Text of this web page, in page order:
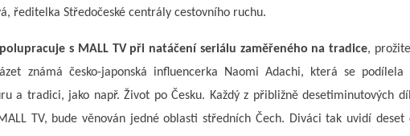
ředitelka Středočeské centrály cestovního ruchu.
s MALL TV při natáčení seriálu zaměřeného na tradice,
známá česko-japonská influencerka Naomi Adachi, která se
a tradici, jako např. Život po Česku. Každý z přibližně desetiminutových
TV, bude věnován jedné oblasti středních Čech. Diváci tak uvidí deset